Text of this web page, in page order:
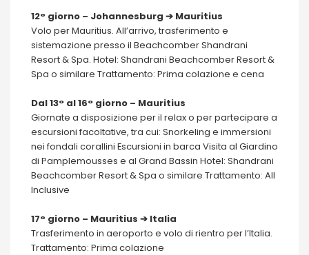
12° giorno – Johannesburg ➔ Mauritius
Volo per Mauritius. All’arrivo, trasferimento e
sistemazione presso il Beachcomber Shandrani
Resort & Spa. Hotel: Shandrani Beachcomber Resort &
Spa o similare Trattamento: Prima colazione e cena
Dal 13° al 16° giorno – Mauritius
Giornate a disposizione per il relax o per partecipare a
escursioni facoltative, tra cui: Snorkeling e immersioni
nei fondali corallini Escursioni in barca Visita al Giardino
di Pamplemousses e al Grand Bassin Hotel: Shandrani
Beachcomber Resort & Spa o similare Trattamento: All
Inclusive
17° giorno – Mauritius ➔ Italia
Trasferimento in aeroporto e volo di rientro per l’Italia.
Trattamento: Prima colazione